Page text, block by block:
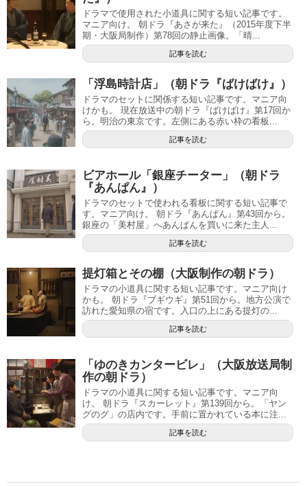
ドラマで使用された小道具に関する短い記事です。
マニア向け。 朝ドラ『あさが来た』（2015年度下半
期・大阪局制作）第78回の静止画像。「晴...
記事を読む
「浮島時計店」（朝ドラ『ばけばけ』）
ドラマのセットに関係する短い記事です。マニア向
けかも。 現在放送中の朝ドラ『ばけばけ』第17回か
ら。明治の東京です。左側にある赤い枠の看板...
記事を読む
ビアホール「銀座チーター」（朝ドラ
『あんぱん』）
ドラマのセットで使われる看板に関する短い記事で
す。マニア向け。 朝ドラ『あんぱん』第43回から。
銀座の「美村屋」へあんぱんを買いに来た主人...
記事を読む
提灯箱とその棚（大阪制作の朝ドラ）
ドラマの小道具に関する短い記事です。マニア向け
かも。 朝ドラ『ブギウギ』第51回から。地方公演で
訪れた愛知県の宿です。入口の上にある提灯の...
記事を読む
「ゆのきカンタービレ」（大阪放送局制
作の朝ドラ）
ドラマの小道具に関する短い記事です。マニア向
け。 朝ドラ『スカーレット』第139回から。「ヤン
グのグ」の店内です。手前に置かれている本に注...
記事を読む